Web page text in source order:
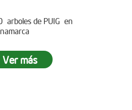
arboles de PUIG en
Ver más